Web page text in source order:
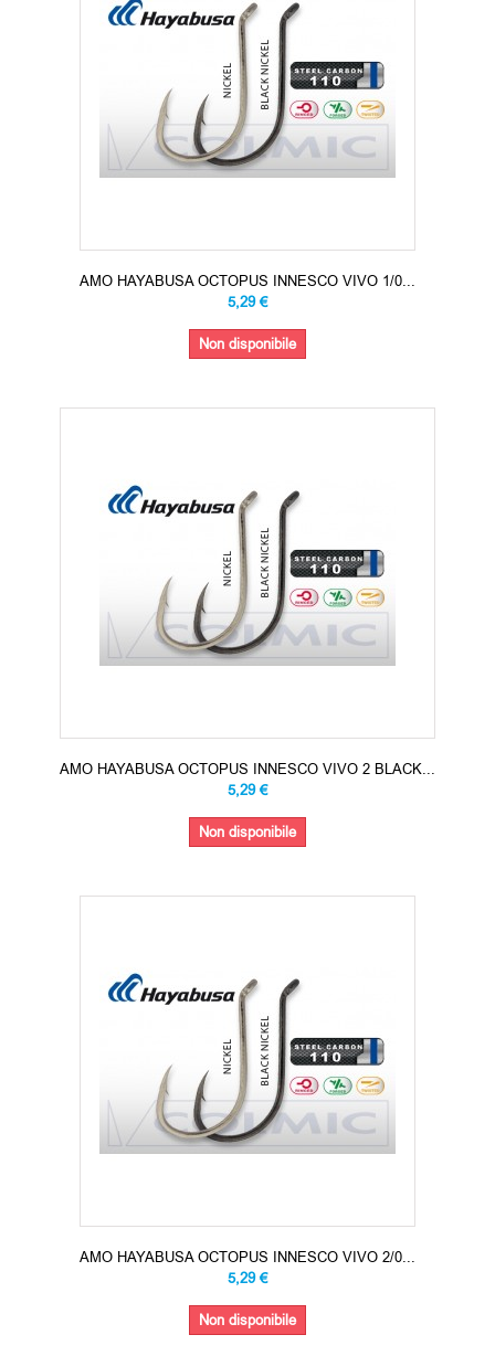
AMO HAYABUSA OCTOPUS INNESCO VIVO 1/0...
5,29 €
Non disponibile
AMO HAYABUSA OCTOPUS INNESCO VIVO 2 BLACK...
5,29 €
Non disponibile
AMO HAYABUSA OCTOPUS INNESCO VIVO 2/0...
5,29 €
Non disponibile